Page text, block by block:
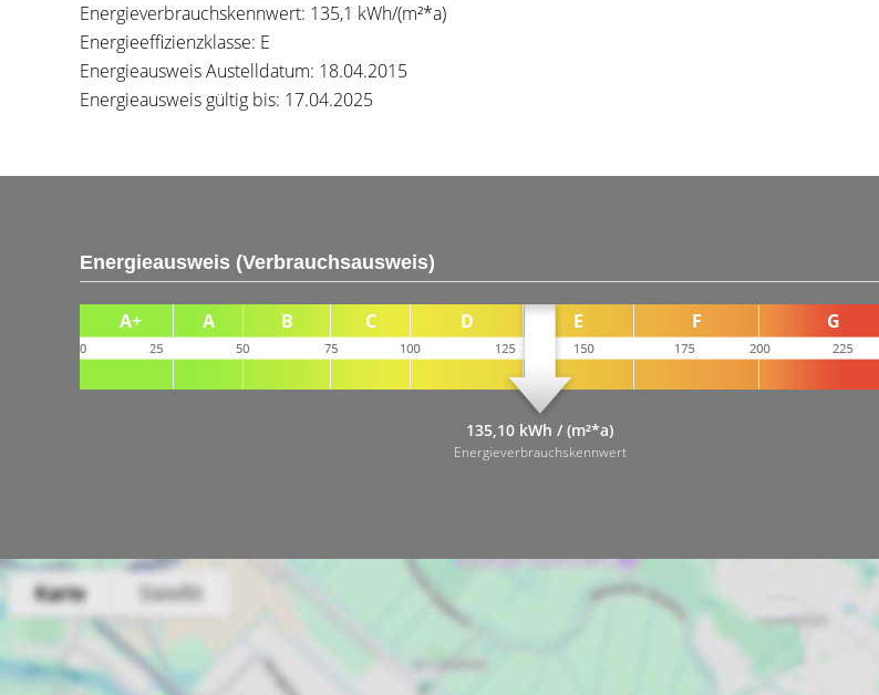
Energieverbrauchskennwert: 135,1 kWh/(m²*a)
Energieeffizienzklasse: E
Energieausweis Austelldatum: 18.04.2015
Energieausweis gültig bis: 17.04.2025
Energieausweis (Verbrauchsausweis)
135,10 kWh / (m²*a)
Energieverbrauchskennwert